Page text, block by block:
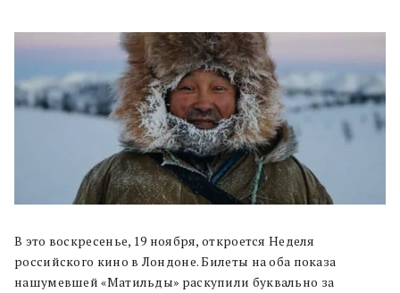
В это воскресенье, 19 ноября, откроется Неделя
российского кино в Лондоне. Билеты на оба показа
нашумевшей «Матильды» раскупили буквально за